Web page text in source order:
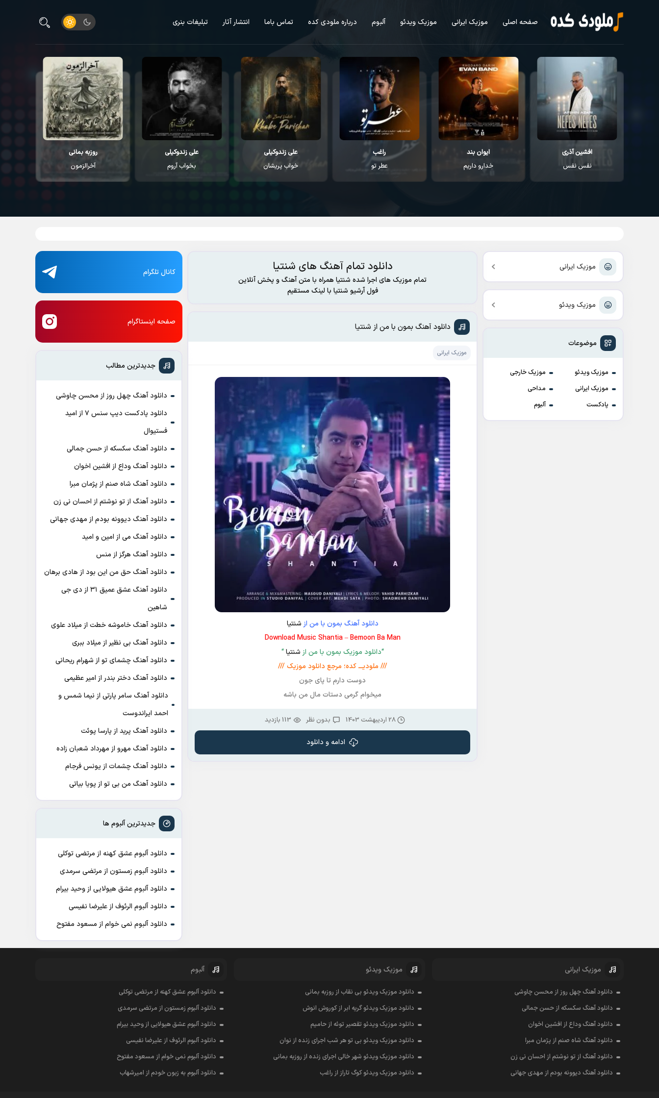
صفحه اصلی موزیک ایرانی موزیک ویدئو آلبوم درباره ملودی کده تماس باما انتشار آثار تبلیغات بنری
افشین آذری
نفس نفس
ایوان بند
خدارو داریم
راغب
عطر تو
علی زندوکیلی
خواب پریشان
علی زندوکیلی
بخواب آروم
روزبه بمانی
آخرالزمون
موزیک ایرانی
موزیک ویدئو
موضوعات
موزیک ویدئو
موزیک خارجی
موزیک ایرانی
مداحی
پادکست
آلبوم
دانلود تمام آهنگ های شنتیا
تمام موزیک های اجرا شده شنتیا همراه با متن آهنگ و پخش آنلاین
فول آرشیو شنتیا با لینک مستقیم
دانلود آهنگ بمون با من از شنتیا
موزیک ایرانی
دانلود آهنگ بمون با من ازشنتیا
Download Music Shantia – Bemoon Ba Man
“دانلود موزیک بمون با من ازشنتیا“
/// ملودیـــ کده؛ مرجع دانلود موزیک ///
دوست دارم تا پای جون
میخوام گرمی دستات مال من باشه
28 اردیبهشت 1403 بدون نظر 113 بازدید
ادامه و دانلود
کانال تلگرام
صفحه اینستاگرام
جدیدترین مطالب
دانلود آهنگ چهل روز از محسن چاوشی
دانلود پادکست ديپ سنس ۷ از اميد
فستيوال
دانلود آهنگ سکسکه از حسن جمالی
دانلود آهنگ وداع از افشين اخوان
دانلود آهنگ شاه صنم از پژمان مبرا
دانلود آهنگ از تو نوشتم از احسان نی زن
دانلود آهنگ دیوونه بودم از مهدی جهانی
دانلود آهنگ می از امین و امید
دانلود آهنگ هرگز از منس
دانلود آهنگ حق من این بود از هادی برهان
دانلود آهنگ عشق عمیق ۳۱ از دی جی
شاهین
دانلود آهنگ خاموشه خطت از میلاد علوی
دانلود آهنگ بی نظیر از میلاد ببری
دانلود آهنگ چشمای تو از شهرام ریحانی
دانلود آهنگ دختر بندر از امیر عظیمی
دانلود آهنگ سامر پارتی از نیما شمس و
احمد ایراندوست
دانلود آهنگ پرید از پارسا پوئت
دانلود آهنگ مهرو از مهرداد شعبان زاده
دانلود آهنگ چشمات از یونس فرجام
دانلود آهنگ من بی تو از پویا بیاتی
جدیدترین آلبوم ها
دانلود آلبوم عشق کهنه از مرتضی توکلی
دانلود آلبوم زمستون از مرتضی سرمدی
دانلود آلبوم عشق هیولایی از وحید بیرام
دانلود آلبوم الرئوف از علیرضا نفیسی
دانلود آلبوم نمی خوام از مسعود مفتوح
موزیک ایرانی
دانلود آهنگ چهل روز از محسن چاوشی
دانلود آهنگ سکسکه از حسن جمالی
دانلود آهنگ وداع از افشين اخوان
دانلود آهنگ شاه صنم از پژمان مبرا
دانلود آهنگ از تو نوشتم از احسان نی زن
دانلود آهنگ دیوونه بودم از مهدی جهانی
موزیک ویدئو
دانلود موزیک ویدئو بی نقاب از روزبه بمانی
دانلود موزیک ویدئو گریه ابر از کوروش انوش
دانلود موزیک ویدئو تقصیر توئه از حامیم
دانلود موزیک ویدئو بی تو هر شب اجرای زنده از نوان
دانلود موزیک ویدئو شهر خالی اجرای زنده از روزبه بمانی
دانلود موزیک ویدئو کوگ تاراز از راغب
آلبوم
دانلود آلبوم عشق کهنه از مرتضی توکلی
دانلود آلبوم زمستون از مرتضی سرمدی
دانلود آلبوم عشق هیولایی از وحید بیرام
دانلود آلبوم الرئوف از علیرضا نفیسی
دانلود آلبوم نمی خوام از مسعود مفتوح
دانلود آلبوم به زبون خودم از امیرشهاب